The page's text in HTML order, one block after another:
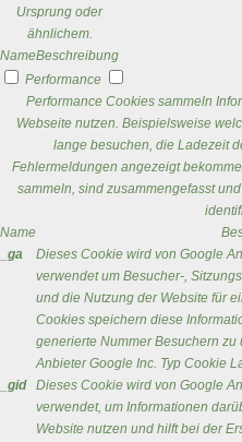
Ursprung oder
ähnlichem.
NameBeschreibung
Performance
Performance Cookies sammeln
Webseite nutzen. Beispielsweise
lange besuchen, die Ladezeit
Fehlermeldungen angezeigt
sammeln, sind zusammengefasst
Name
_ga
Dieses Cookie wird von Google
verwendet um Besucher-,
und die Nutzung der Website für
Cookies speichern diese
generierte Nummer Besuchern
Anbieter Google Inc. Typ Cookie
_gid
Dieses Cookie wird von Google
verwendet, um Informationen
Website nutzen und hilft bei der